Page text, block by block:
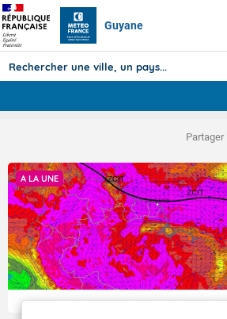
Guyane
Prévisions
TOUS LES RÉSULTATS
Articles
Partager
A LA UNE